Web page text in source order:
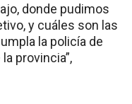
donde pudimos
y cuáles son las
la policía de
provincia”,